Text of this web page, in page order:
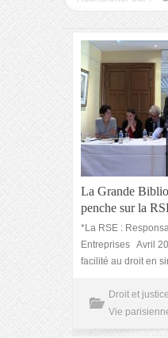
La Grande
penche sur la
*La RSE :
Entreprises Avril
facilité au droit en
Droit et justice
Vie